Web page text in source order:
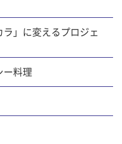
」に変えるプロジェ
ー料理